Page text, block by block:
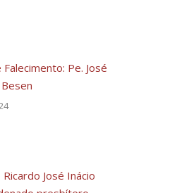
Pe. José
Ricardo José Inácio